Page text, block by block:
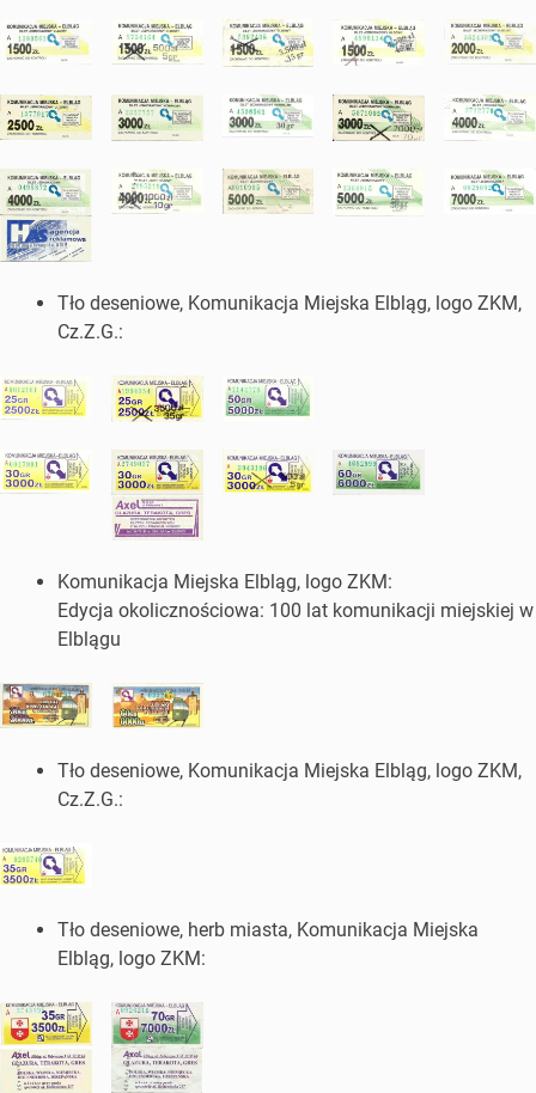
Tło deseniowe, Komunikacja Miejska Elbląg, logo ZKM,
Cz.Z.G.:
Komunikacja Miejska Elbląg, logo ZKM:
Edycja okolicznościowa: 100 lat komunikacji miejskiej w
Elblągu
Tło deseniowe, Komunikacja Miejska Elbląg, logo ZKM,
Cz.Z.G.:
Tło deseniowe, herb miasta, Komunikacja Miejska
Elbląg, logo ZKM: